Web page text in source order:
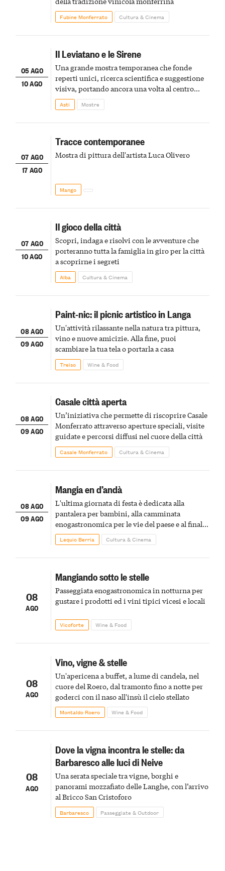
Fubine Monferrato Cultura & Cinema
05 AGO
10 AGO
Il Leviatano e le Sirene
Una grande mostra temporanea che fonde
reperti unici, ricerca scientifica e suggestione
visiva, portando ancora una volta al centro
della scena le meraviglie del passato astigiano
Asti Mostre
07 AGO
17 AGO
Tracce contemporanee
Mostra di pittura dell'artista Luca Olivero
Mango
07 AGO
10 AGO
Il gioco della città
Scopri, indaga e risolvi con le avventure che
porteranno tutta la famiglia in giro per la città
a scoprirne i segreti
Alba Cultura & Cinema
08 AGO
09 AGO
Paint-nic: il picnic artistico in Langa
Un'attività rilassante nella natura tra pittura,
vino e nuove amicizie. Alla fine, puoi
scambiare la tua tela o portarla a casa
Treiso Wine & Food
08 AGO
09 AGO
Casale città aperta
Un’iniziativa che permette di riscoprire Casale
Monferrato attraverso aperture speciali, visite
guidate e percorsi diffusi nel cuore della città
Casale Monferrato Cultura & Cinema
08 AGO
09 AGO
Mangia en d’andà
L'ultima giornata di festa è dedicata alla
pantalera per bambini, alla camminata
enogastronomica per le vie del paese e al finale
pirotecnico
Lequio Berria Cultura & Cinema
08
AGO
Mangiando sotto le stelle
Passeggiata enogastronomica in notturna per
gustare i prodotti ed i vini tipici vicesi e locali
Vicoforte Wine & Food
08
AGO
Vino, vigne & stelle
Un'apericena a buffet, a lume di candela, nel
cuore del Roero, dal tramonto fino a notte per
goderci con il naso all'insù il cielo stellato
Montaldo Roero Wine & Food
08
AGO
Dove la vigna incontra le stelle: da
Barbaresco alle luci di Neive
Una serata speciale tra vigne, borghi e
panorami mozzafiato delle Langhe, con l’arrivo
al Bricco San Cristoforo
Barbaresco Passeggiate & Outdoor